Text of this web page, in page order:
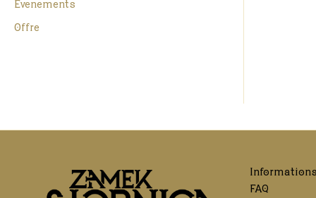
Evénements
Offre
Informations
FAQ